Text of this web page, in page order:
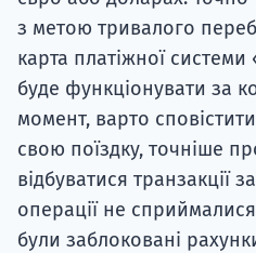
з метою тривалого
карта платіжної
буде функціонувати за
момент, варто сповістити
свою поїздку, точніше
відбуватися транзакції
операції не
були заблоковані